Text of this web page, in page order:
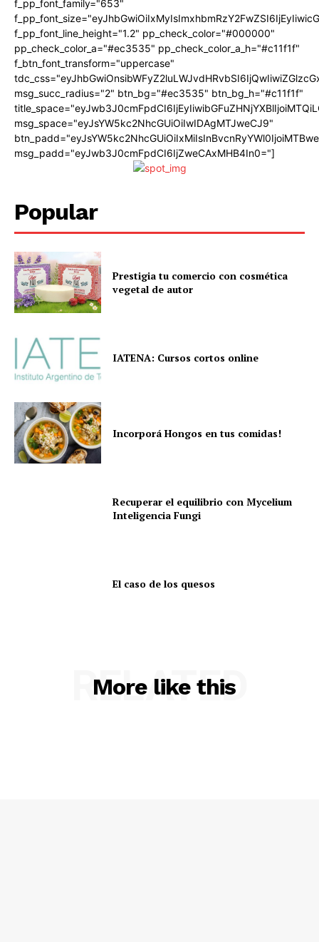
f_pp_font_family="653"
f_pp_font_line_height="1.2" pp_check_color="#000000"
pp_check_color_a="#ec3535" pp_check_color_a_h="#c11f1f"
f_btn_font_transform="uppercase"
msg_succ_radius="2" btn_bg="#ec3535" btn_bg_h="#c11f1f"
msg_space="eyJsYW5kc2NhcGUiOiIwIDAgMTJweCJ9"
msg_padd="eyJwb3J0cmFpdCI6IjZweCAxMHB4In0="]
Popular
Prestigia tu comercio con cosmética
vegetal de autor
IATENA: Cursos cortos online
Incorporá Hongos en tus comidas!
Recuperar el equilibrio con Mycelium
Inteligencia Fungi
El caso de los quesos
More like this
RELATED